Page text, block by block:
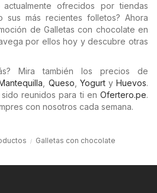
ofrecidos por tiendas
sus más recientes folletos? Ahora
de Galletas con chocolate en
por ellos hoy y descubre otras
Mira también los precios de
Queso YogurtyHuevos.
reunidos para ti en Ofertero.pe.
con nosotros cada semana.
Galletas con chocolate